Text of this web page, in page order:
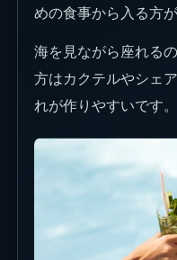
めの食事から入る方
海を見ながら座れる
方はカクテルやシェ
れが作りやすいです。